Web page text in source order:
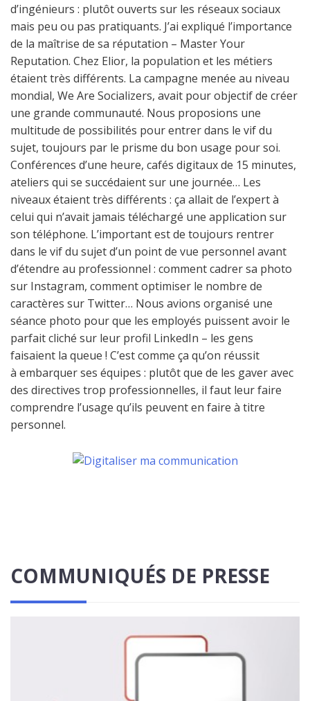
d’ingénieurs : plutôt ouverts sur les réseaux sociaux
mais peu ou pas pratiquants. J’ai expliqué l’importance
de la maîtrise de sa réputation – Master Your
Reputation. Chez Elior, la population et les métiers
étaient très différents. La campagne menée au niveau
mondial, We Are Socializers, avait pour objectif de créer
une grande communauté. Nous proposions une
multitude de possibilités pour entrer dans le vif du
sujet, toujours par le prisme du bon usage pour soi.
Conférences d’une heure, cafés digitaux de 15 minutes,
ateliers qui se succédaient sur une journée… Les
niveaux étaient très différents : ça allait de l’expert à
celui qui n’avait jamais téléchargé une application sur
son téléphone. L’important est de toujours rentrer
dans le vif du sujet d’un point de vue personnel avant
d’étendre au professionnel : comment cadrer sa photo
sur Instagram, comment optimiser le nombre de
caractères sur Twitter… Nous avions organisé une
séance photo pour que les employés puissent avoir le
parfait cliché sur leur profil LinkedIn – les gens
faisaient la queue ! C’est comme ça qu’on réussit
à embarquer ses équipes : plutôt que de les gaver avec
des directives trop professionnelles, il faut leur faire
comprendre l’usage qu’ils peuvent en faire à titre
personnel.
COMMUNIQUÉS DE PRESSE